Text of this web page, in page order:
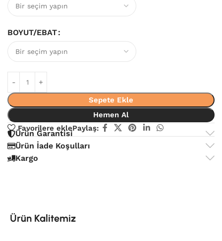
BOYUT/EBAT
Sepete Ekle
Hemen Al
Favorilere eklePaylaş:
Ürün Garantisi
Ürün İade Koşulları
Kargo
Ürün Kalitemiz